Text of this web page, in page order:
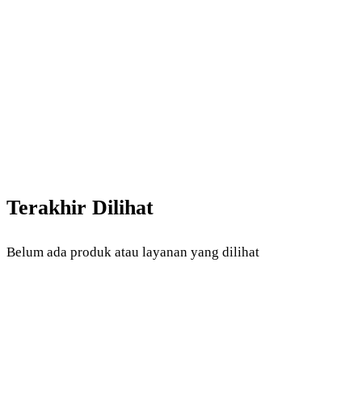
Terakhir Dilihat
Belum ada produk atau layanan yang dilihat